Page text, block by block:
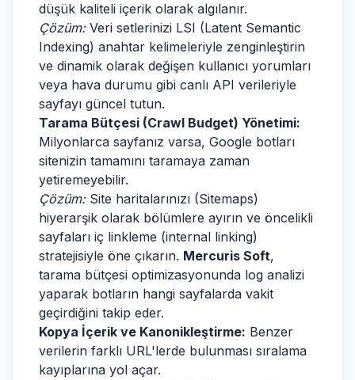
düşük kaliteli içerik olarak algılanır.
Çözüm:Veri setlerinizi LSI (Latent Semantic
Indexing) anahtar kelimeleriyle zenginleştirin
ve dinamik olarak değişen kullanıcı yorumları
veya hava durumu gibi canlı API verileriyle
sayfayı güncel tutun.
Tarama Bütçesi (Crawl Budget) Yönetimi:
Milyonlarca sayfanız varsa, Google botları
sitenizin tamamını taramaya zaman
yetiremeyebilir.
Çözüm:Site haritalarınızı (Sitemaps)
hiyerarşik olarak bölümlere ayırın ve öncelikli
sayfaları iç linkleme (internal linking)
stratejisiyle öne çıkarın. Mercuris Soft,
tarama bütçesi optimizasyonunda log analizi
yaparak botların hangi sayfalarda vakit
geçirdiğini takip eder.
Kopya İçerik ve Kanonikleştirme: Benzer
verilerin farklı URL'lerde bulunması sıralama
kayıplarına yol açar.